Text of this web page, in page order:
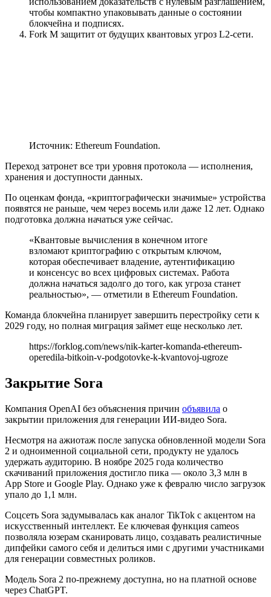
чтобы компактно упаковывать данные о состоянии
блокчейна и подписях.
Fork M защитит от будущих квантовых угроз L2-сети.
Источник: Ethereum Foundation.
Переход затронет все три уровня протокола — исполнения,
хранения и доступности данных.
По оценкам фонда, «криптографически значимые» устройства
появятся не раньше, чем через восемь или даже 12 лет. Однако
подготовка должна начаться уже сейчас.
«Квантовые вычисления в конечном итоге
взломают криптографию с открытым ключом,
которая обеспечивает владение, аутентификацию
и консенсус во всех цифровых системах. Работа
должна начаться задолго до того, как угроза станет
реальностью», — отметили в Ethereum Foundation.
Команда блокчейна планирует завершить перестройку сети к
2029 году, но полная миграция займет еще несколько лет.
https://forklog.com/news/nik-karter-komanda-ethereum-
operedila-bitkoin-v-podgotovke-k-kvantovoj-ugroze
Закрытие Sora
Компания OpenAI без объяснения причин объявила о
закрытии приложения для генерации ИИ-видео Sora.
Несмотря на ажиотаж после запуска обновленной модели Sora
2 и одноименной социальной сети, продукту не удалось
удержать аудиторию. В ноябре 2025 года количество
скачиваний приложения достигло пика — около 3,3 млн в
App Store и Google Play. Однако уже к февралю число загрузок
упало до 1,1 млн.
Соцсеть Sora задумывалась как аналог TikTok с акцентом на
искусственный интеллект. Ее ключевая функция cameos
позволяла юзерам сканировать лицо, создавать реалистичные
дипфейки самого себя и делиться ими с другими участниками
для генерации совместных роликов.
Модель Sora 2 по-прежнему доступна, но на платной основе
через ChatGPT.